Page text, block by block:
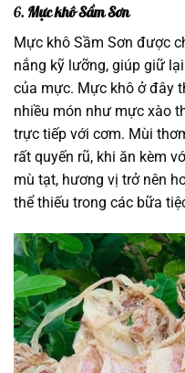
6. Mực khô Sầm Sơn
Mực khô Sầm Sơn được
nắng kỹ lưỡng, giúp giữ
của mực. Mực khô ở đây
nhiều món như mực xào
trực tiếp với cơm. Mùi
rất quyến rũ, khi ăn kèm
mù tạt, hương vị trở nên
thể thiếu trong các bữa